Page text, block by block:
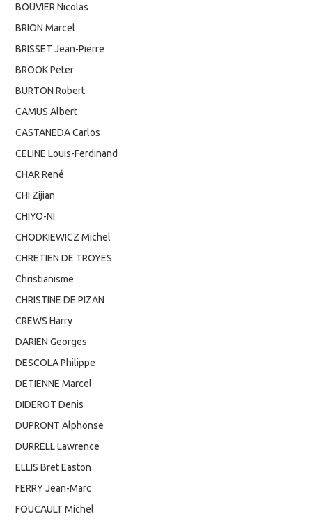
BOUVIER Nicolas
BRION Marcel
BRISSET Jean-Pierre
BROOK Peter
BURTON Robert
CAMUS Albert
CASTANEDA Carlos
CELINE Louis-Ferdinand
CHAR René
CHI Zijian
CHIYO-NI
CHODKIEWICZ Michel
CHRETIEN DE TROYES
Christianisme
CHRISTINE DE PIZAN
CREWS Harry
DARIEN Georges
DESCOLA Philippe
DETIENNE Marcel
DIDEROT Denis
DUPRONT Alphonse
DURRELL Lawrence
ELLIS Bret Easton
FERRY Jean-Marc
FOUCAULT Michel